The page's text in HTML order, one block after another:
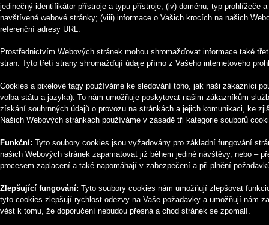
jedinečný identifikátor přístroje a typu přístroje; (iv) doménu, typ
navštívené webové stránky; (viii) informace o Vašich krocích na našich
referenční adresy URL.
Prostřednictvím Webových stránek mohou shromažďovat informace také
stran. Tyto třetí strany shromažďují údaje přímo z Vašeho internetového
Cookies a pixelové tagy používáme ke sledování toho, jak naši zákazníci
volba státu a jazyka). To nám umožňuje poskytovat našim zákazníkům
získání souhrnných údajů o provozu na stránkách a jejich komunikaci, ke
Našich Webových stránkách používáme v zásadě tři kategorie souborů
Funkční: Tyto soubory cookies jsou vyžadovány pro základní fungování
našich Webových stránek zapamatovat již během jediné návštěvy, nebo –
procesem zaplacení a také napomáhají v zabezpečení a při plnění
Zlepšující fungování: Tyto soubory cookies nám umožňují zlepšovat
tyto cookies zlepšují rychlost odezvy na Vaše požadavky a umožňují nám
vést k tomu, že doporučení nebudou přesná a chod stránek se zpomalí.